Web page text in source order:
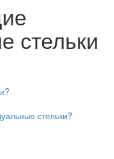
стельки
стельки?